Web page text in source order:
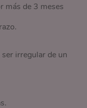
más de 3 meses
ser irregular de un